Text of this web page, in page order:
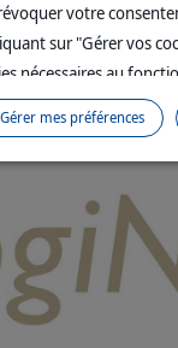
A VOIR AUSSI...
votre
sur "Gérer vos
nécessaires au
sans votre
facilitent votre
sans
consentement ne sera
vous pouvez
de protection des
.
Gérer mes préférences